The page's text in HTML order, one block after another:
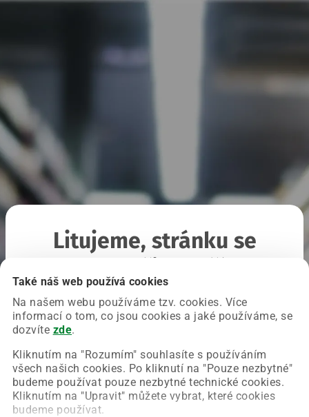
Také náš web používá cookies
Na našem webu používáme tzv. cookies. Více
informací o tom, co jsou cookies a jaké používáme, se
dozvíte zde.
Kliknutím na "Rozumím" souhlasíte s používáním
všech našich cookies. Po kliknutí na "Pouze nezbytné"
budeme používat pouze nezbytné technické cookies.
Kliknutím na "Upravit" můžete vybrat, které cookies
budeme používat.
Litujeme, stránku se
Chyba nastala na naší straně a už ji opravujeme.
Zkuste prosím znovu načíst požadovanou stránku.
Obnovit stránku Úvodní strana